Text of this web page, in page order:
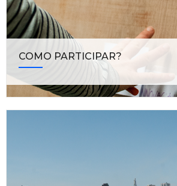
COMO PARTICIPAR?